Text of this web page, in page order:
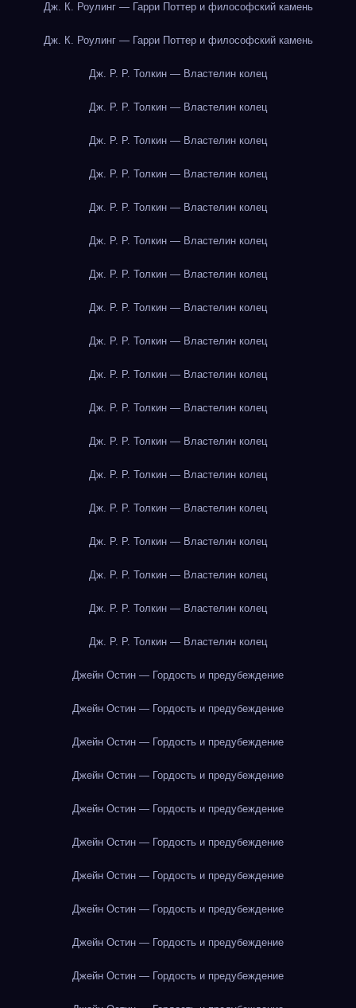
Дж. К. Роулинг — Гарри Поттер и философский камень
Дж. К. Роулинг — Гарри Поттер и философский камень
Дж. Р. Р. Толкин — Властелин колец
Дж. Р. Р. Толкин — Властелин колец
Дж. Р. Р. Толкин — Властелин колец
Дж. Р. Р. Толкин — Властелин колец
Дж. Р. Р. Толкин — Властелин колец
Дж. Р. Р. Толкин — Властелин колец
Дж. Р. Р. Толкин — Властелин колец
Дж. Р. Р. Толкин — Властелин колец
Дж. Р. Р. Толкин — Властелин колец
Дж. Р. Р. Толкин — Властелин колец
Дж. Р. Р. Толкин — Властелин колец
Дж. Р. Р. Толкин — Властелин колец
Дж. Р. Р. Толкин — Властелин колец
Дж. Р. Р. Толкин — Властелин колец
Дж. Р. Р. Толкин — Властелин колец
Дж. Р. Р. Толкин — Властелин колец
Дж. Р. Р. Толкин — Властелин колец
Дж. Р. Р. Толкин — Властелин колец
Джейн Остин — Гордость и предубеждение
Джейн Остин — Гордость и предубеждение
Джейн Остин — Гордость и предубеждение
Джейн Остин — Гордость и предубеждение
Джейн Остин — Гордость и предубеждение
Джейн Остин — Гордость и предубеждение
Джейн Остин — Гордость и предубеждение
Джейн Остин — Гордость и предубеждение
Джейн Остин — Гордость и предубеждение
Джейн Остин — Гордость и предубеждение